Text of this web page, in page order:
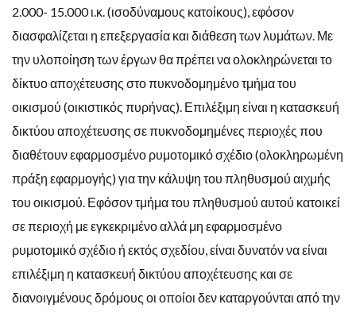
2.000- 15.000 ι.κ. (ισοδύναμους κατοίκους), εφόσον
διασφαλίζεται η επεξεργασία και διάθεση των λυμάτων. Με
την υλοποίηση των έργων θα πρέπει να ολοκληρώνεται το
δίκτυο αποχέτευσης στο πυκνοδομημένο τμήμα του
οικισμού (οικιστικός πυρήνας). Επιλέξιμη είναι η κατασκευή
δικτύου αποχέτευσης σε πυκνοδομημένες περιοχές που
διαθέτουν εφαρμοσμένο ρυμοτομικό σχέδιο (ολοκληρωμένη
πράξη εφαρμογής) για την κάλυψη του πληθυσμού αιχμής
του οικισμού. Εφόσον τμήμα του πληθυσμού αυτού κατοικεί
σε περιοχή με εγκεκριμένο αλλά μη εφαρμοσμένο
ρυμοτομικό σχέδιο ή εκτός σχεδίου, είναι δυνατόν να είναι
επιλέξιμη η κατασκευή δικτύου αποχέτευσης και σε
διανοιγμένους δρόμους οι οποίοι δεν καταργούνται από την